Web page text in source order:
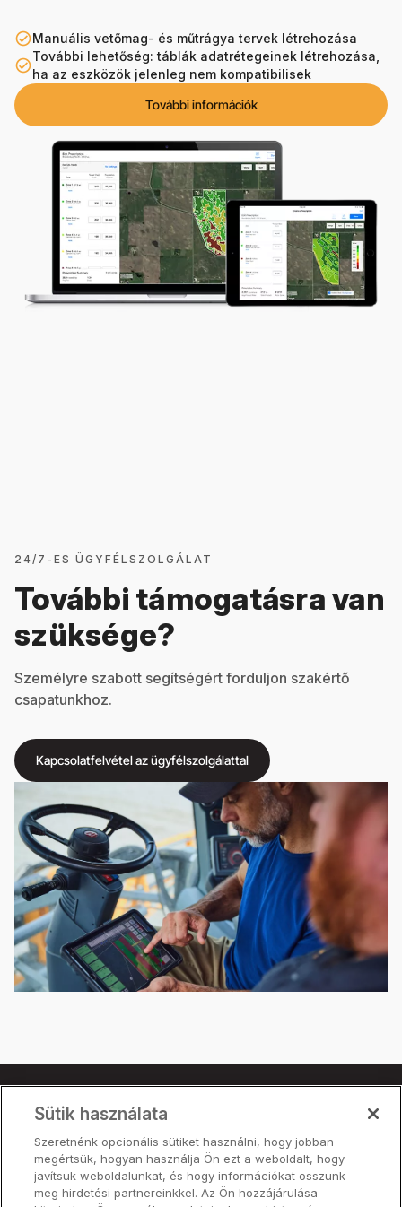
check_circle_outlineManuális vetőmag- és műtrágya tervek létrehozása
check_circle_outline
További lehetőség: táblák adatrétegeinek létrehozása,
ha az eszközök jelenleg nem kompatibilisek
További információk
24/7-ES ÜGYFÉLSZOLGÁLAT
További támogatásra van
szüksége?
Személyre szabott segítségért forduljon szakértő
csapatunkhoz.
Kapcsolatfelvétel az ügyfélszolgálattal
Termék
Árak
Partnerek
Sütik használata
Szeretnénk opcionális sütiket használni, hogy jobban
megértsük, hogyan használja Ön ezt a weboldalt, hogy
javítsuk weboldalunkat, és hogy információkat osszunk
meg hirdetési partnereinkkel. Az Ön hozzájárulása